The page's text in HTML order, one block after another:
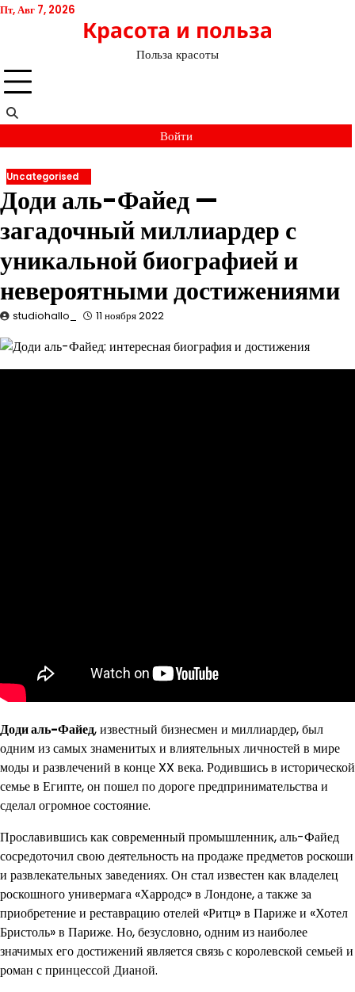
Перейти
Пт, Авг 7, 2026
Красота и польза
Польза красоты
Войти
Uncategorised
Доди аль-Файед —
загадочный миллиардер с
уникальной биографией и
невероятными достижениями
studiohallo_ 11 ноября 2022
Доди аль-Файед, известный бизнесмен и миллиардер, был
одним из самых знаменитых и влиятельных личностей в мире
моды и развлечений в конце XX века. Родившись в исторической
семье в Египте, он пошел по дороге предпринимательства и
сделал огромное состояние.
Прославившись как современный промышленник, аль-Файед
сосредоточил свою деятельность на продаже предметов роскоши
и развлекательных заведениях. Он стал известен как владелец
роскошного универмага «Харродс» в Лондоне, а также за
приобретение и реставрацию отелей «Ритц» в Париже и «Хотел
Бристоль» в Париже. Но, безусловно, одним из наиболее
значимых его достижений является связь с королевской семьей и
роман с принцессой Дианой.